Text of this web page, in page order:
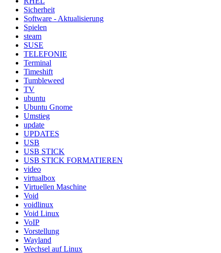
Sicherheit
Software - Aktualisierung
Spielen
steam
SUSE
TELEFONIE
Terminal
Timeshift
Tumbleweed
TV
ubuntu
Ubuntu Gnome
Umstieg
update
UPDATES
USB
USB STICK
USB STICK FORMATIEREN
video
virtualbox
Virtuellen Maschine
Void
voidlinux
Void Linux
VoIP
Vorstellung
Wayland
Wechsel auf Linux